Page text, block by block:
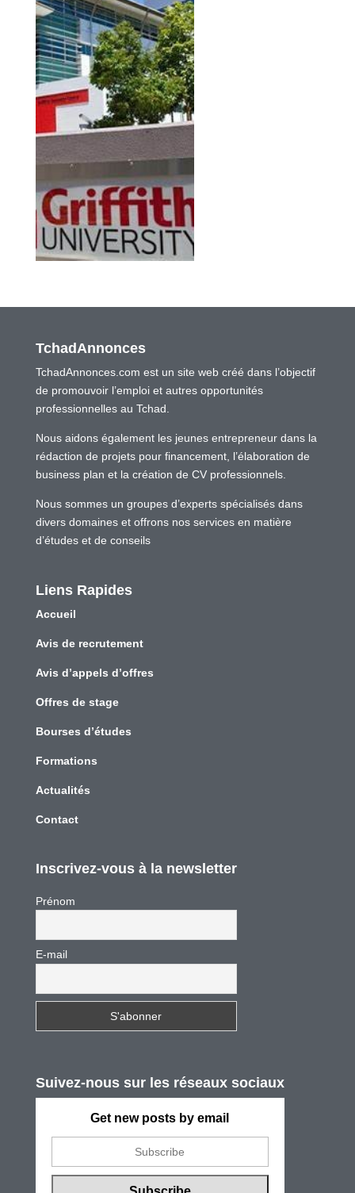
TchadAnnonces
TchadAnnonces.com est un site web créé dans l’objectif
de promouvoir l’emploi et autres opportunités
professionnelles au Tchad.
Nous aidons également les jeunes entrepreneur dans la
rédaction de projets pour financement, l’élaboration de
business plan et la création de CV professionnels.
Nous sommes un groupes d’experts spécialisés dans
divers domaines et offrons nos services en matière
d’études et de conseils
Liens Rapides
Accueil
Avis de recrutement
Avis d’appels d’offres
Offres de stage
Bourses d’études
Formations
Actualités
Contact
Inscrivez-vous à la newsletter
Prénom
E-mail
Suivez-nous sur les réseaux sociaux
Get new posts by email